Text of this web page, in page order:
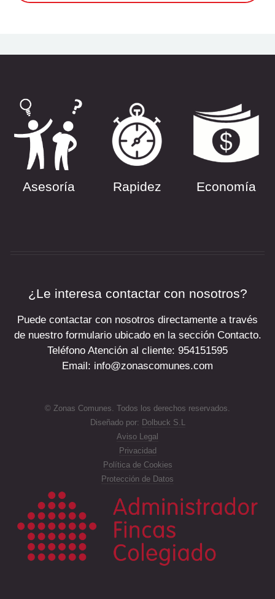
Asesoría Rapidez Economía
¿Le interesa contactar con nosotros?
Puede contactar con nosotros directamente a través
de nuestro formulario ubicado en la sección Contacto.
Teléfono Atención al cliente: 954151595
Email: info@zonascomunes.com
© Zonas Comunes. Todos los derechos reservados.
Diseñado por: Dolbuck S.L
Aviso Legal
Privacidad
Política de Cookies
Protección de Datos